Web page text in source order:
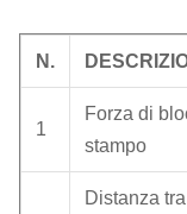
N.
1
Forza di
stampo
Distanza